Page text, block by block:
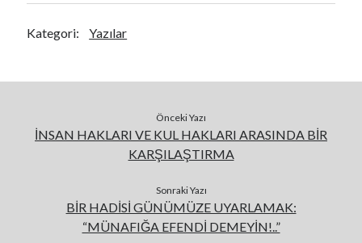
Kategori: Yazılar
Önceki Yazı
İNSAN HAKLARI VE KUL HAKLARI ARASINDA BİR
KARŞILAŞTIRMA
Sonraki Yazı
BİR HADİSİ GÜNÜMÜZE UYARLAMAK:
“MÜNAFIĞA EFENDİ DEMEYİN!..”